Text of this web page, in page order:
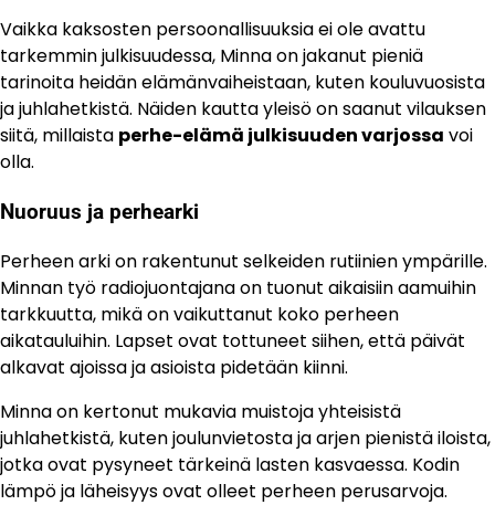
Vaikka kaksosten persoonallisuuksia ei ole avattu
tarkemmin julkisuudessa, Minna on jakanut pieniä
tarinoita heidän elämänvaiheistaan, kuten kouluvuosista
ja juhlahetkistä. Näiden kautta yleisö on saanut vilauksen
siitä, millaista perhe-elämä julkisuuden varjossa voi
olla.
Nuoruus ja perhearki
Perheen arki on rakentunut selkeiden rutiinien ympärille.
Minnan työ radiojuontajana on tuonut aikaisiin aamuihin
tarkkuutta, mikä on vaikuttanut koko perheen
aikatauluihin. Lapset ovat tottuneet siihen, että päivät
alkavat ajoissa ja asioista pidetään kiinni.
Minna on kertonut mukavia muistoja yhteisistä
juhlahetkistä, kuten joulunvietosta ja arjen pienistä iloista,
jotka ovat pysyneet tärkeinä lasten kasvaessa. Kodin
lämpö ja läheisyys ovat olleet perheen perusarvoja.